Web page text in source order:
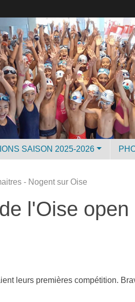
SAISON 2025-2026
- Nogent sur Oise
l'Oise
leurs premières compétition.